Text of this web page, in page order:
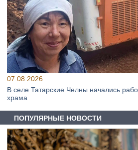
07.08.2026
В селе Татарские Челны начались
храма
ПОПУЛЯРНЫЕ НОВОСТИ